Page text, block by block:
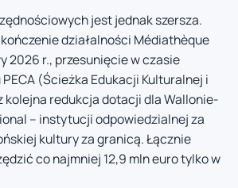
jest jednak szersza.
działalności Médiathèque
2026 r., przesunięcie w czasie
(Ścieżka Edukacji Kulturalnej i
redukcja dotacji dla Wallonie-
– instytucji odpowiedzialnej za
kultury za granicą. Łącznie
co najmniej 12,9 mln euro tylko w